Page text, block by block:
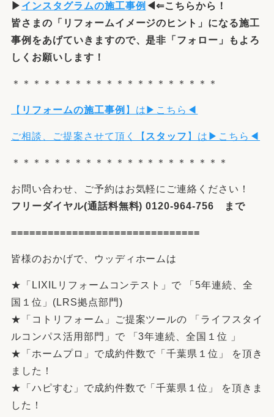
▶ インスタグラムの施工事例 ◀⇐こちらから！
皆さまの「 リフォームイメージの ヒント 」になる施工
事例をあげていきますので、是非「フォロー」もよろ
しくお願いします！
＊＊＊＊＊＊＊＊＊＊＊＊＊＊＊＊＊＊＊＊
【 リフォームの施工事例 】は▶こちら◀
ご相談、ご提案させて頂く【 スタッフ 】は▶こちら◀
＊＊＊＊＊＊＊＊＊＊＊＊＊＊＊＊＊＊＊＊＊
お問い合わせ、ご予約はお気軽にご連絡ください！
フリーダイヤル(通話料無料) 0120-964-756 まで
===============================
皆様のおかげで、ウッディホームは
★「LIXILリフォームコンテスト」で 「5年連続、全
国１位」(LRS拠点部門)
★「コトリフォーム」ご提案ツールの 「ライフスタイ
ルコンパス活用部門」で 「3年連続、全国１位 」
★「ホームプロ」で成約件数で「千葉県１位」 を頂き
ました！
★「ハピすむ」で成約件数で「千葉県１位」 を頂きま
した！